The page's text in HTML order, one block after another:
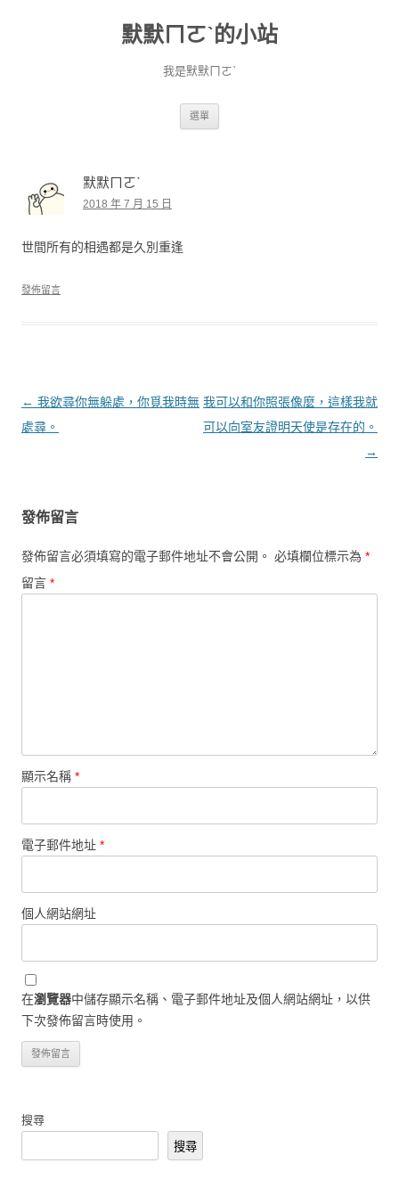
默默ㄇㄛˋ的小站
我是默默ㄇㄛˋ
選單
默默ㄇㄛˋ
2018 年 7 月 15 日
世間所有的相遇都是久別重逢
發佈留言
文章導覽
← 我欲尋你無躲處，你覓我時無
處尋。
我可以和你照張像麼，這樣我就
可以向室友證明天使是存在的。
→
發佈留言
發佈留言必須填寫的電子郵件地址不會公開。 必填欄位標示為 *
留言 *
顯示名稱 *
電子郵件地址 *
個人網站網址
在瀏覽器中儲存顯示名稱、電子郵件地址及個人網站網址，以供
下次發佈留言時使用。
搜尋
搜尋